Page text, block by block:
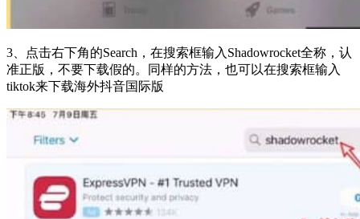
3、点击右下角的Search，在搜索框输入Shadowrocket全称，认
准正版，不要下载假的。同样的方法，也可以在搜索框输入
tiktok来下载海外抖音国际版